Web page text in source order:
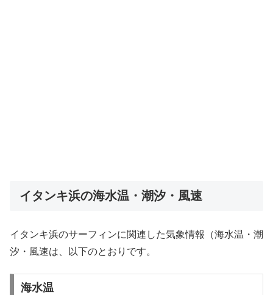
イタンキ浜の海水温・潮汐・風速
イタンキ浜のサーフィンに関連した気象情報（海水温・潮
汐・風速は、以下のとおりです。
海水温